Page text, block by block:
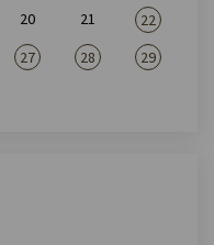
20 21
22
27 28
29